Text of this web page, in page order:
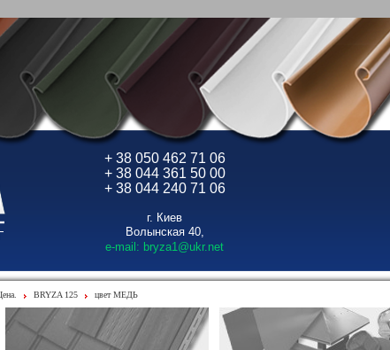
+ 38 050 462 71 06
+ 38 044 361 50 00
+ 38 044 240 71 06
г. Киев
Волынская 40,
e-mail: bryza1@ukr.net
BRYZA 125 цвет МЕДЬ